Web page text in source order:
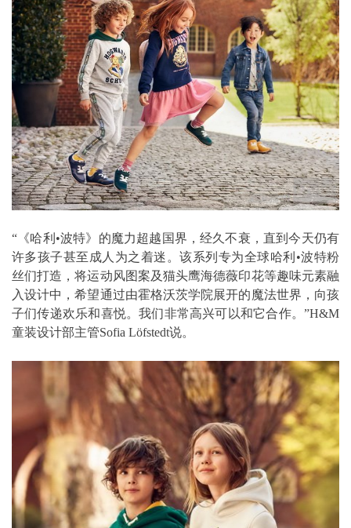
“《哈利•波特》的魔力超越国界，经久不衰，直到今天仍有
许多孩子甚至成人为之着迷。该系列专为全球哈利•波特粉
丝们打造，将运动风图案及猫头鹰海德薇印花等趣味元素融
入设计中，希望通过由霍格沃茨学院展开的魔法世界，向孩
子们传递欢乐和喜悦。我们非常高兴可以和它合作。”H&M
童装设计部主管Sofia Löfstedt说。